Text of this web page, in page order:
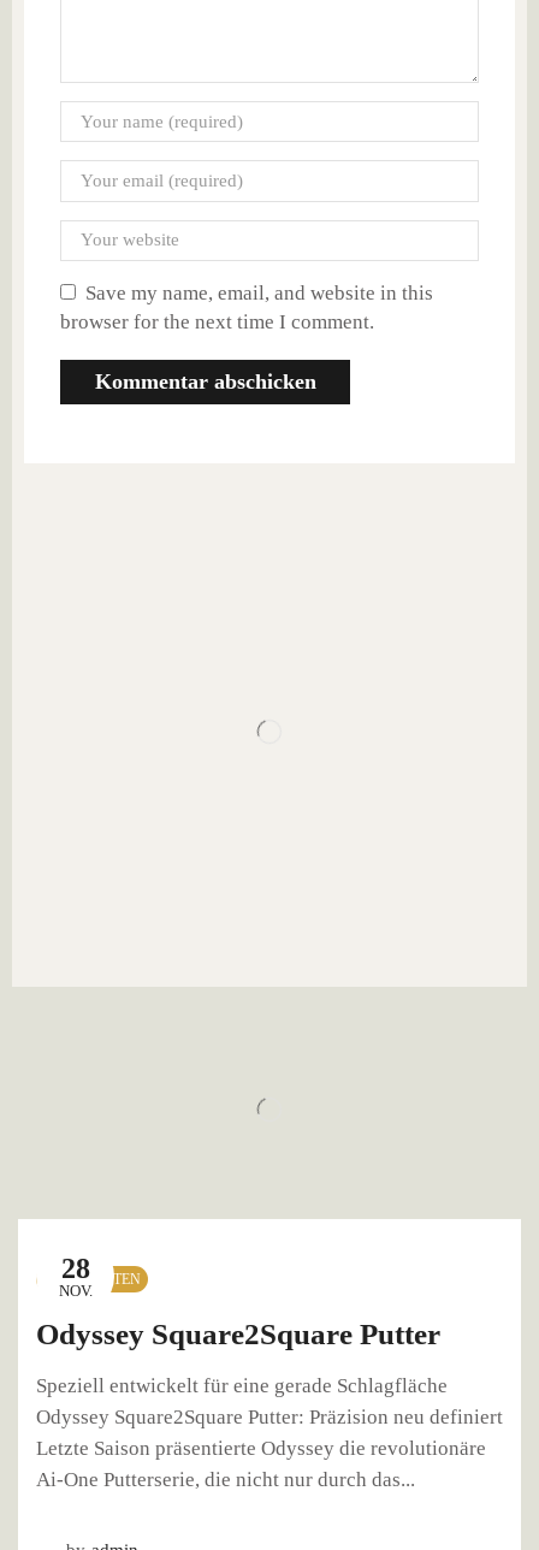
Save my name, email, and website in this
browser for the next time I comment.
28
NOV.
NEUIGKEITEN
Odyssey Square2Square Putter
Speziell entwickelt für eine gerade Schlagfläche
Odyssey Square2Square Putter: Präzision neu definiert
Letzte Saison präsentierte Odyssey die revolutionäre
Ai-One Putterserie, die nicht nur durch das...